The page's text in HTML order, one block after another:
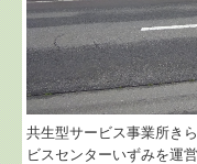
共生型サービス事業所き
ビスセンターいずみを運